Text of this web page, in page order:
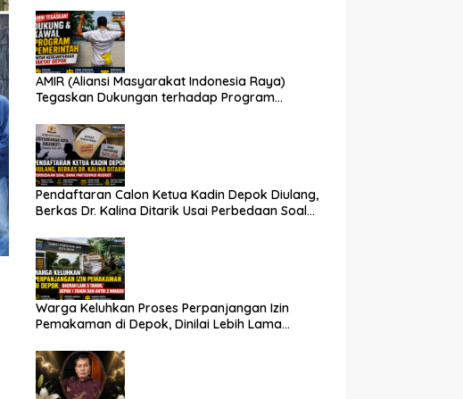
AMIR (Aliansi Masyarakat Indonesia Raya)
Tegaskan Dukungan terhadap Program
Pendaftaran Calon Ketua Kadin Depok Diulang,
Berkas Dr. Kalina Ditarik Usai Perbedaan Soal
Warga Keluhkan Proses Perpanjangan Izin
Pemakaman di Depok, Dinilai Lebih Lama